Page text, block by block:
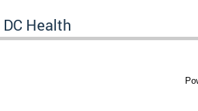
DC Health